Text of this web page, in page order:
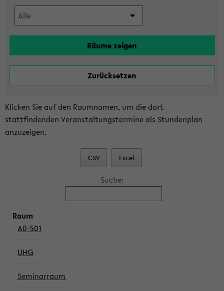
Klicken Sie auf den Raumnamen, um die dort
stattfindenden Veranstaltungstermine als Stundenplan
anzuzeigen.
CSV Excel
Suche:
A0-501
UHG
Seminarraum